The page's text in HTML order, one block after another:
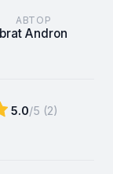
АВТОР
brat Andron
5.0/5 (2)